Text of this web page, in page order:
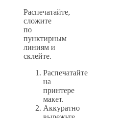
Распечатайте,
сложите
по
пунктирным
линиям и
склейте.
Распечатайте
на
принтере
макет.
Аккуратно